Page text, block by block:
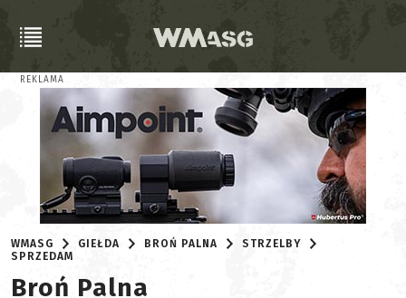
REKLAMA
WMASG GIEŁDA BROŃ PALNA
STRZELBY
SPRZEDAM
Broń Palna